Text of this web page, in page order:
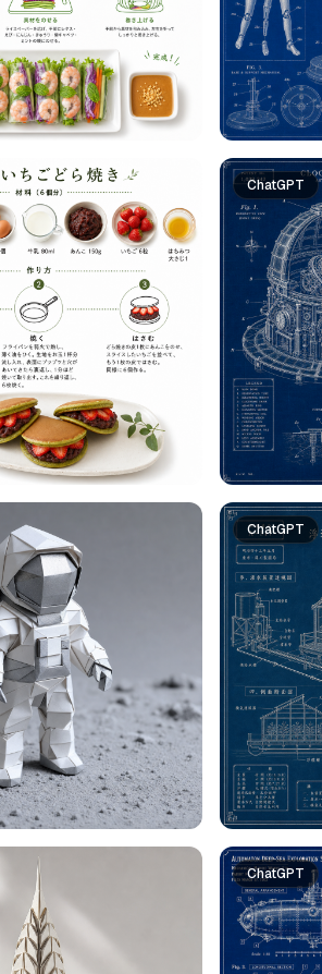
ChatGPT
ChatGPT
ChatGPT